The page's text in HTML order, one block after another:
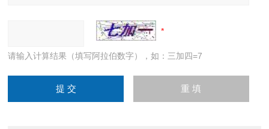
请输入计算结果（填写阿拉伯数字），如：三加四=7